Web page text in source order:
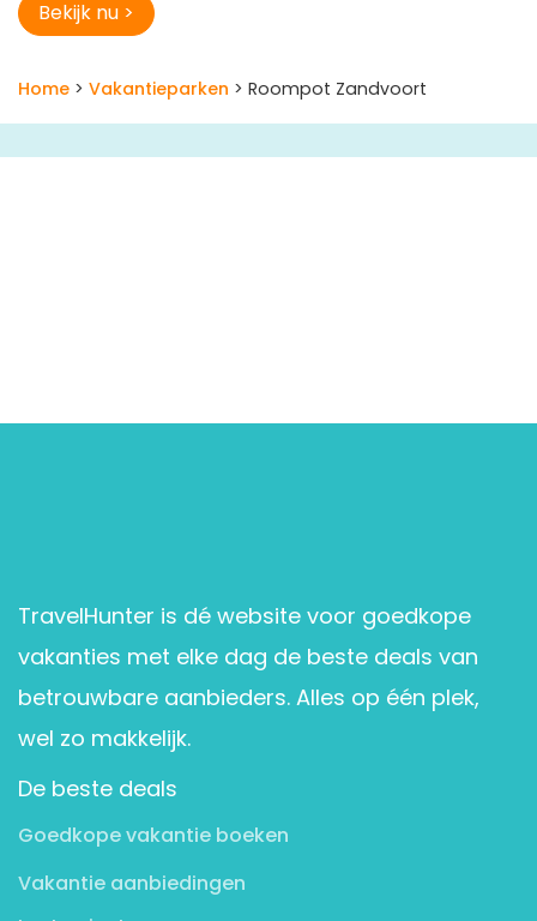
Bekijk nu >
Home > Vakantieparken > Roompot Zandvoort
TravelHunter is dé website voor goedkope
vakanties met elke dag de beste deals van
betrouwbare aanbieders. Alles op één plek,
wel zo makkelijk.
De beste deals
Goedkope vakantie boeken
Vakantie aanbiedingen